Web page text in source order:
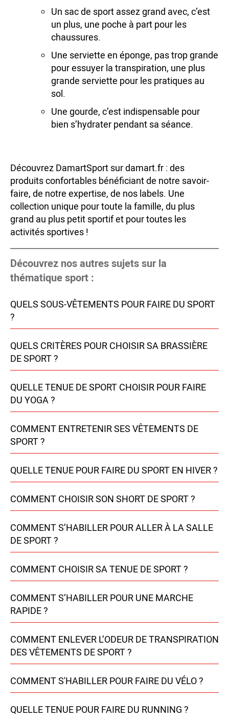
Un sac de sport assez grand avec, c’est
un plus, une poche à part pour les
chaussures.
Une serviette en éponge, pas trop grande
pour essuyer la transpiration, une plus
grande serviette pour les pratiques au
sol.
Une gourde, c’est indispensable pour
bien s’hydrater pendant sa séance.
Découvrez DamartSport sur damart.fr : des
produits confortables bénéficiant de notre savoir-
faire, de notre expertise, de nos labels. Une
collection unique pour toute la famille, du plus
grand au plus petit sportif et pour toutes les
activités sportives !
Découvrez nos autres sujets sur la
thématique sport :
QUELS SOUS-VÊTEMENTS POUR FAIRE DU SPORT
?
QUELS CRITÈRES POUR CHOISIR SA BRASSIÈRE
DE SPORT ?
QUELLE TENUE DE SPORT CHOISIR POUR FAIRE
DU YOGA ?
COMMENT ENTRETENIR SES VÊTEMENTS DE
SPORT ?
QUELLE TENUE POUR FAIRE DU SPORT EN HIVER ?
COMMENT CHOISIR SON SHORT DE SPORT ?
COMMENT S’HABILLER POUR ALLER À LA SALLE
DE SPORT ?
COMMENT CHOISIR SA TENUE DE SPORT ?
COMMENT S’HABILLER POUR UNE MARCHE
RAPIDE ?
COMMENT ENLEVER L’ODEUR DE TRANSPIRATION
DES VÊTEMENTS DE SPORT ?
COMMENT S'HABILLER POUR FAIRE DU VÉLO ?
QUELLE TENUE POUR FAIRE DU RUNNING ?